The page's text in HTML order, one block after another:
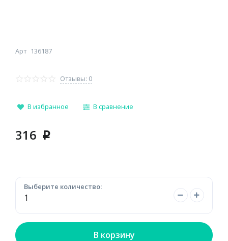
Арт 136187
Отзывы: 0
В избранное В сравнение
316 p
Выберите количество:
В корзину